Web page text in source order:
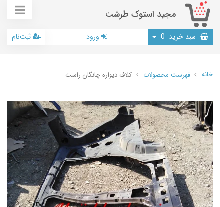
مجید استوک طرشت
سبد خرید 0 ورود ثبت‌نام
خانه فهرست محصولات کلاف دیواره چانگان راست